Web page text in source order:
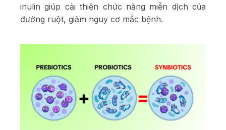
inulin giúp cải thiện chức năng miễn dịch của
đường ruột, giảm nguy cơ mắc bệnh.